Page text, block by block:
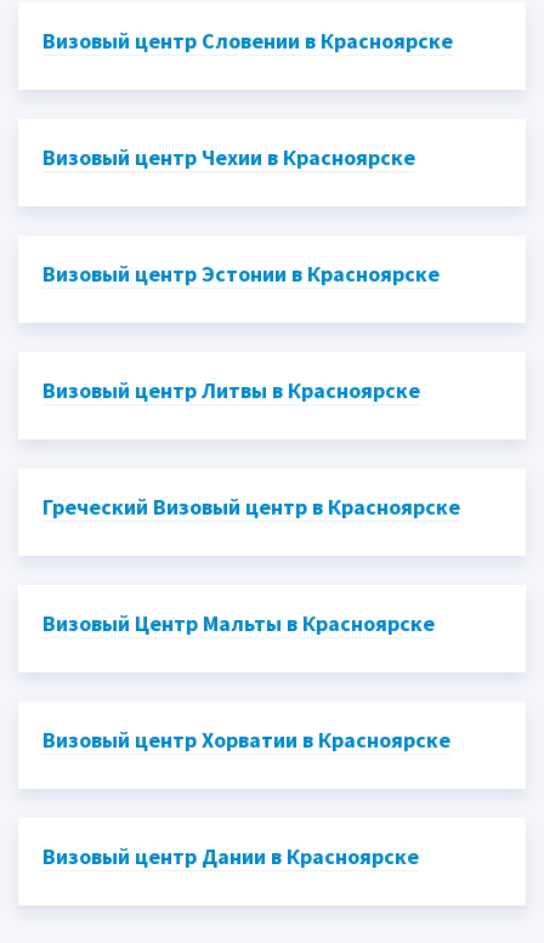
Визовый центр Словении в Красноярске
Визовый центр Чехии в Красноярске
Визовый центр Эстонии в Красноярске
Визовый центр Литвы в Красноярске
Греческий Визовый центр в Красноярске
Визовый Центр Мальты в Красноярске
Визовый центр Хорватии в Красноярске
Визовый центр Дании в Красноярске